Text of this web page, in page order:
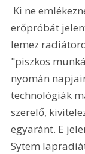
erőpróbát
lemez
"piszkos
nyomán
technológiák
szerelő,
egyaránt. E
Sytem